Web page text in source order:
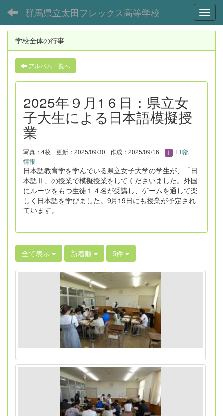
群馬県立太田フレックス高等学校
学校全体の行事
アルバム一覧へ
2025年９月1６日：県立女
子大生による日本語模擬授
業
写真：4枚 更新：2025/09/30 作成：2025/09/16
I･II部
情報
日本語教育学を学んでいる県立女子大学の学生が、「日
本語Ⅱ」の授業で模擬授業をしてくださいました。外国
にルーツをもつ生徒１４名が受講し、ゲームを通して楽
しく日本語を学びました。9月19日にも授業が予定され
ています。
全て表示 新着順 5件